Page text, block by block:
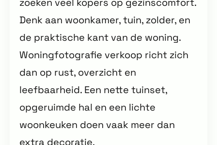
Denk aan woonkamer, tuin, zolder, en
de praktische kant van de woning.
Woningfotografie verkoop richt zich
dan op rust, overzicht en
leefbaarheid. Een nette tuinset,
opgeruimde hal en een lichte
woonkeuken doen vaak meer dan
extra decoratie.